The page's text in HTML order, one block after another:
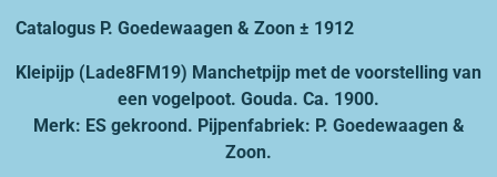
Catalogus P. Goedewaagen & Zoon ± 1912
Kleipijp (Lade8FM19) Manchetpijp met de voorstelling van
een vogelpoot. Gouda. Ca. 1900.
Merk: ES gekroond. Pijpenfabriek: P. Goedewaagen &
Zoon.